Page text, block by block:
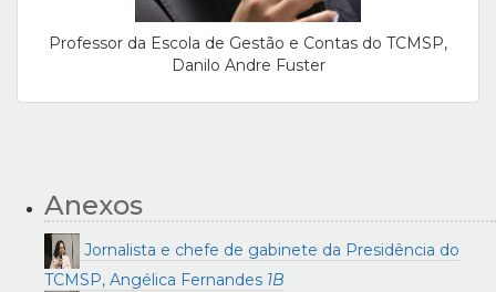
Professor da Escola de Gestão e Contas do TCMSP,
Danilo Andre Fuster
Anexos
Jornalista e chefe de gabinete da Presidência do
TCMSP, Angélica Fernandes 1B